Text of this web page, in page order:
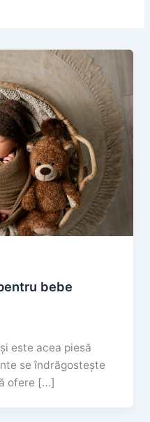
bebe
este acea piesă
se îndrăgostește
ofere […]